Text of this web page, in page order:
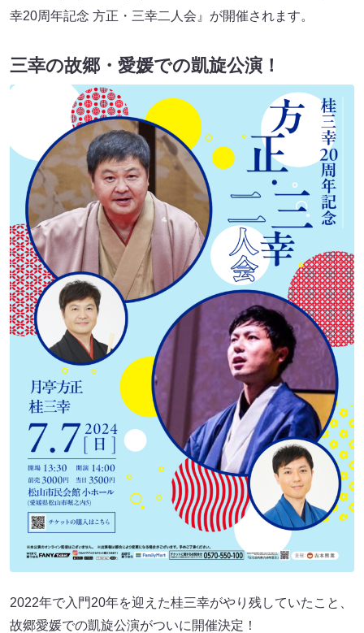
幸20周年記念 方正・三幸二人会』が開催されます。
三幸の故郷・愛媛での凱旋公演！
2022年で入門20年を迎えた桂三幸がやり残していたこと、
故郷愛媛での凱旋公演がついに開催決定！